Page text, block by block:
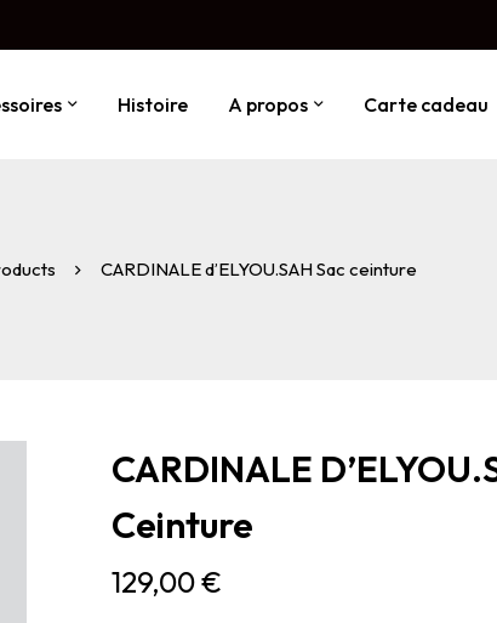
Histoire A propos Carte cadeau
CARDINALE d’ELYOU.SAH Sac ceinture
CARDINALE
Ceinture
129,00€